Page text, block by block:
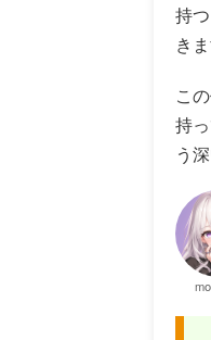
持
きま
こ
持
う